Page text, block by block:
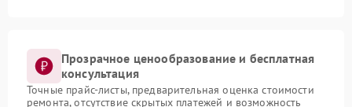
Прозрачное ценообразование и бесплатная
консультация
Точные прайс-листы, предварительная оценка стоимости
ремонта, отсутствие скрытых платежей и возможность